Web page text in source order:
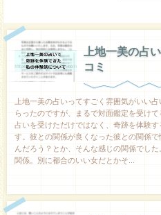
上地一美の占
コミ
上地一美の占いってすごく雰囲気がいい
らったのですが、まるで対面鑑定を受け
占いを受けただけではなく、奇跡を体験
す。彼との関係が良くなった彼との関係
んだろう？とか、そんな感じの関係でし
関係。別に都合のいい女だとかそ...